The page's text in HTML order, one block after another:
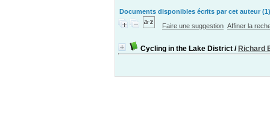
Documents disponibles écrits par cet auteur (1)
Faire une suggestion Affiner la
Cycling in the Lake District / Richard